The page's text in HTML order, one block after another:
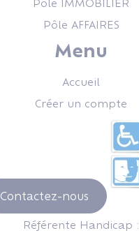
Pôle IMMOBILIER
Pôle AFFAIRES
Menu
Accueil
Créer un compte
Contactez-nous
Référente Handicap :